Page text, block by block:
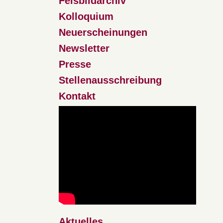
Kolloquium
Neuerscheinungen
Newsletter
Presse
Stellenausschreibung
Kontakt